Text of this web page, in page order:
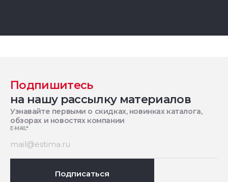
Подпишитесь
на нашу рассылку материалов
Узнавайте первыми о скидках, новинках каталога,
обзорах и новостях компании
E-MAIL*
Подписаться